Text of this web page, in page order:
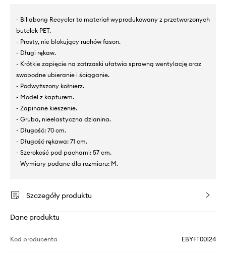
- Billabong Recycler to materiał wyprodukowany z przetworzonych
butelek PET.
- Prosty, nie blokujący ruchów fason.
- Długi rękaw.
- Krótkie zapięcie na zatrzaski ułatwia sprawną wentylację oraz
swobodne ubieranie i ściąganie.
- Podwyższony kołnierz.
- Model z kapturem.
- Zapinane kieszenie.
- Gruba, nieelastyczna dzianina.
- Długość: 70 cm.
- Długość rękawa: 71 cm.
- Szerokość pod pachami: 57 cm.
- Wymiary podane dla rozmiaru: M.
Szczegóły produktu
Dane produktu
Kod producenta EBYFT00124